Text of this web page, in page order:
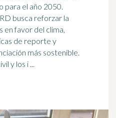
para el año 2050.
busca reforzar la
en favor del clima,
de reporte y
más sostenible.
y los i ...